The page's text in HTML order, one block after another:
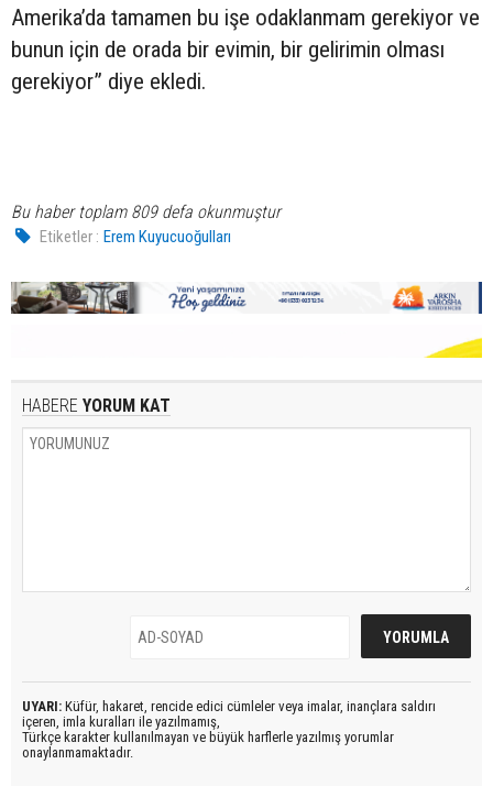
Amerika’da tamamen bu işe odaklanmam gerekiyor ve
bunun için de orada bir evimin, bir gelirimin olması
gerekiyor” diye ekledi.
Bu haber toplam 809 defa okunmuştur
Etiketler : Erem Kuyucuoğulları
HABERE YORUM KAT
UYARI: Küfür, hakaret, rencide edici cümleler veya imalar, inançlara saldırı
içeren, imla kuralları ile yazılmamış,
Türkçe karakter kullanılmayan ve büyük harflerle yazılmış yorumlar
onaylanmamaktadır.